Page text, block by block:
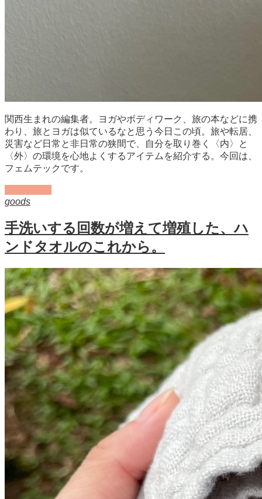
関西生まれの編集者。ヨガやボディワーク、旅の本などに携
わり、旅とヨガは似ているなと思う今日この頃。旅や転居、
災害など日常と非日常の狭間で、自分を取り巻く〈内〉と
〈外〉の環境を心地よくするアイテムを紹介する。今回は、
フェムテックです。
goods
手洗いする回数が増えて増殖した、ハ
ンドタオルのこれから。